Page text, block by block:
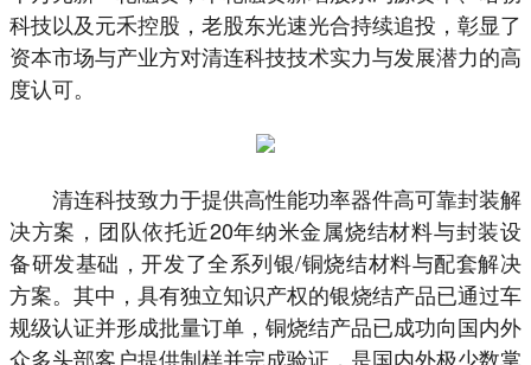
科技以及元禾控股，老股东光速光合持续追投，彰显了
资本市场与产业方对清连科技技术实力与发展潜力的高
度认可。
清连科技致力于提供高性能功率器件高可靠封装解
决方案，团队依托近20年纳米金属烧结材料与封装设
备研发基础，开发了全系列银/铜烧结材料与配套解决
方案。其中，具有独立知识产权的银烧结产品已通过车
规级认证并形成批量订单，铜烧结产品已成功向国内外
众多头部客户提供制样并完成验证，是国内外极少数掌